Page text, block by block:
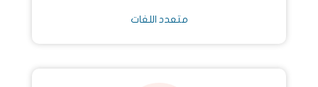
متعدد اللغات